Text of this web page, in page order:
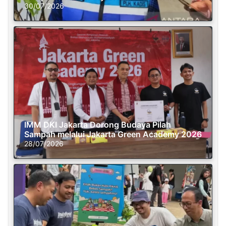
30/07/2026
IMM DKI Jakarta Dorong Budaya Pilah
Sampah melalui Jakarta Green Academy 2026
28/07/2026